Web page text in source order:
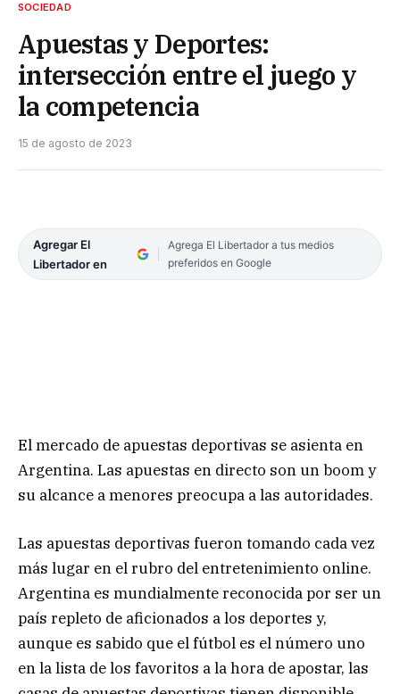
SOCIEDAD
Apuestas y Deportes:
intersección entre el juego y
la competencia
15 de agosto de 2023
Agregar El
Libertador en
Agrega El Libertador a tus medios
preferidos en Google
El mercado de apuestas deportivas se asienta en
Argentina. Las apuestas en directo son un boom y
su alcance a menores preocupa a las autoridades.
Las apuestas deportivas fueron tomando cada vez
más lugar en el rubro del entretenimiento online.
Argentina es mundialmente reconocida por ser un
país repleto de aficionados a los deportes y,
aunque es sabido que el fútbol es el número uno
en la lista de los favoritos a la hora de apostar, las